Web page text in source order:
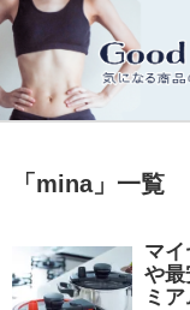
「 mina」 一覧
マ
や最
ミア